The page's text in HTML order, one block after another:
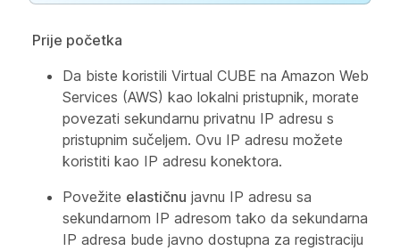
Prije početka
Da biste koristili Virtual CUBE na Amazon Web
Services (AWS) kao lokalni pristupnik, morate
povezati sekundarnu privatnu IP adresu s
pristupnim sučeljem. Ovu IP adresu možete
koristiti kao IP adresu konektora.
Povežite elastičnu javnu IP adresu sa
sekundarnom IP adresom tako da sekundarna
IP adresa bude javno dostupna za registraciju